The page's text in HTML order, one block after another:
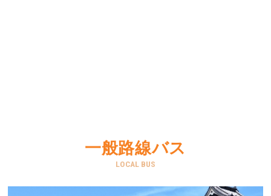
一般路線バス
LOCAL BUS